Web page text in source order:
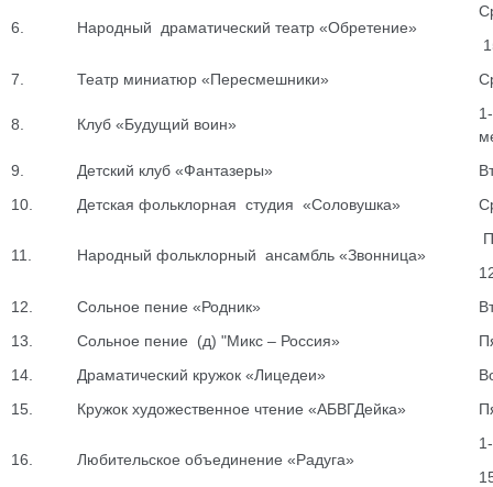
6. Народный драматический театр «Обретение»
7.
Театр миниатюр «Пересмешники»
8. Клуб «Будущий воин»
9.
Детский клуб «Фантазеры»
10.
Детская фольклорная студия «Соловушка»
11. Народный фольклорный ансамбль «Звонница»
12.
Сольное пение «Родник»
13.
Сольное пение (д) "Микс – Россия»
14.
Драматический кружок «Лицедеи»
15.
Кружок художественное чтение «АБВГДейка»
16. Любительское объединение «Радуга»